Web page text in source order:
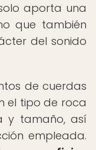
aporta una
que también
del sonido
de cuerdas
el tipo de roca
y tamaño, así
empleada.